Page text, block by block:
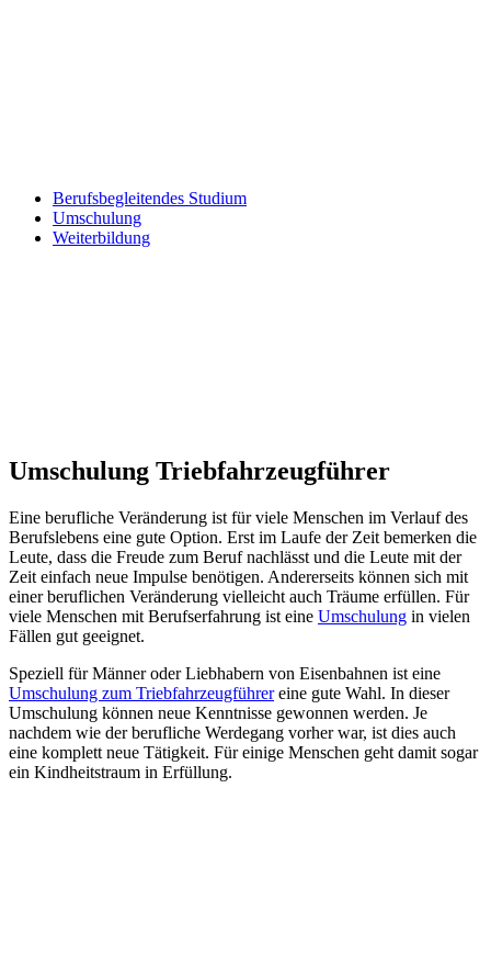
Berufsbegleitendes Studium
Umschulung
Weiterbildung
Umschulung Triebfahrzeugführer
Eine berufliche Veränderung ist für viele Menschen im Verlauf des
Berufslebens eine gute Option. Erst im Laufe der Zeit bemerken die
Leute, dass die Freude zum Beruf nachlässt und die Leute mit der
Zeit einfach neue Impulse benötigen. Andererseits können sich mit
einer beruflichen Veränderung vielleicht auch Träume erfüllen. Für
viele Menschen mit Berufserfahrung ist eine Umschulung in vielen
Fällen gut geeignet.
Speziell für Männer oder Liebhabern von Eisenbahnen ist eine
Umschulung zum Triebfahrzeugführereine gute Wahl. In dieser
Umschulung können neue Kenntnisse gewonnen werden. Je
nachdem wie der berufliche Werdegang vorher war, ist dies auch
eine komplett neue Tätigkeit. Für einige Menschen geht damit sogar
ein Kindheitstraum in Erfüllung.